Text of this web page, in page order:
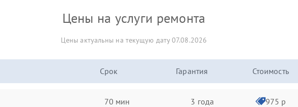
Цены на услуги ремонта
Цены актуальны на текущую дату 07.08.2026
Срок Гарантия Стоимость
70 мин 3 года 975 р